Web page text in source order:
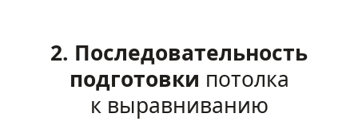
2. Последовательность
подготовки потолка
к выравниванию